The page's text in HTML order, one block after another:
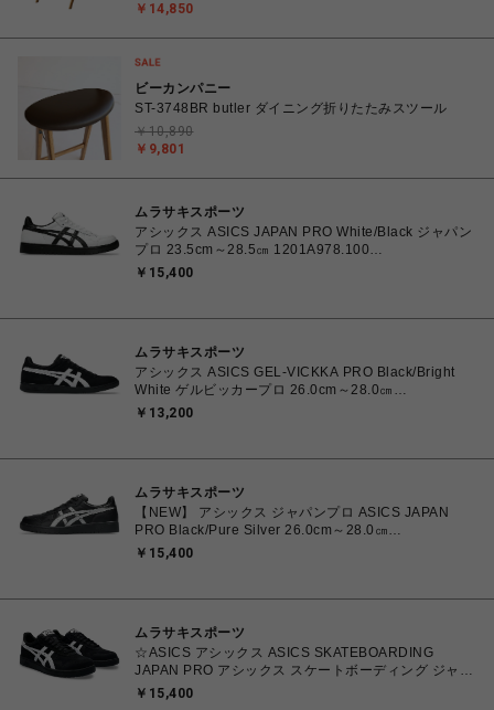
￥14,850
ビーカンパニー
ST-3748BR butler ダイニング折りたたみスツール
￥9,801
￥10,890
ムラサキスポーツ
アシックス ASICS JAPAN PRO White/Black ジャパン
プロ 23.5cm～28.5㎝ 1201A978.100
4550457071079 メンズ レディース スニーカー スケ
￥15,400
ムラサキスポーツ
アシックス ASICS GEL-VICKKA PRO Black/Bright
White ゲルビッカープロ 26.0cm～28.0㎝
1201A486.006 4570158997553 メンズ スニーカー
￥13,200
ムラサキスポーツ
【NEW】 アシックス ジャパンプロ ASICS JAPAN
PRO Black/Pure Silver 26.0cm～28.0㎝
1203B205.001 4573690068224 メンズ スニーカー
￥15,400
ムラサキスポーツ
☆ASICS アシックス ASICS SKATEBOARDING
JAPAN PRO アシックス スケートボーディング ジャパ
ンプロ Black/White 26.0㎝～28.5㎝
￥15,400